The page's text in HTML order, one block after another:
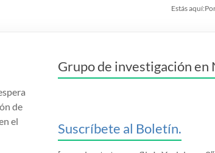
Estás aquí:
de
el
Grupo de investigación en
Suscríbete al Boletín.